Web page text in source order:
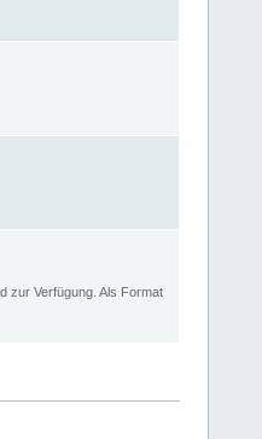
zur Verfügung. Als Format